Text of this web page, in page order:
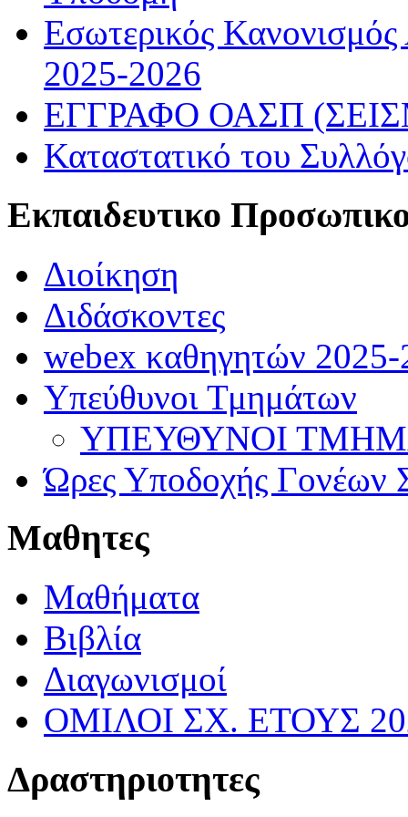
Εσωτερικός
2025-2026
ΕΓΓΡΑΦΟ ΟΑΣΠ
Καταστατικό του
Εκπαιδευτικο
Διοίκηση
Διδάσκοντες
webex καθηγητών
Υπεύθυνοι Τμημάτων
ΥΠΕΥΘΥΝΟΙ
Ώρες Υποδοχής Γονέων
Μαθητες
Μαθήματα
Βιβλία
Διαγωνισμοί
ΟΜΙΛΟΙ ΣΧ. ΕΤΟΥΣ
Δραστηριοτητες